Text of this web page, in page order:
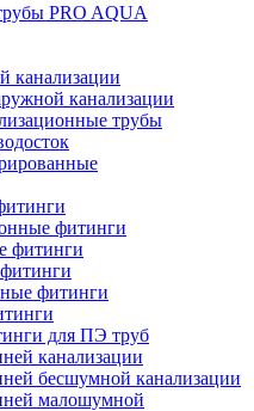
PRO AQUA
канализации
канализации
трубы
фитинги
фитинги
фитинги
для ПЭ труб
канализации
бесшумной канализации
малошумной